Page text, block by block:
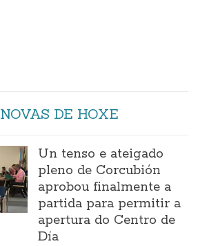
NOVAS DE HOXE
Un tenso e ateigado
pleno de Corcubión
aprobou finalmente a
partida para permitir a
apertura do Centro de
Día